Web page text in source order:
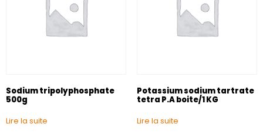
Sodium tripolyphosphate
500g
Lire la suite
Potassium sodium tartrate
tetra P.A boite/1 KG
Lire la suite